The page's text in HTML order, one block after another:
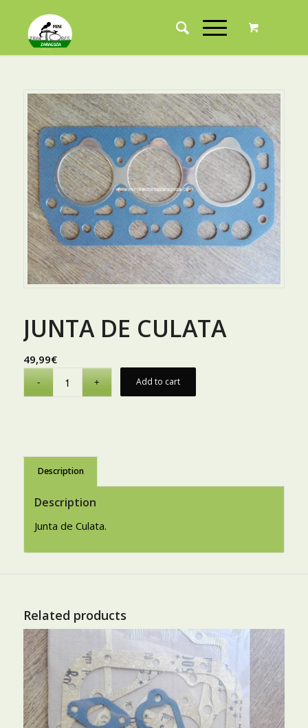
JUNTA DE CULATA
49,99€
Add to cart
Description
Description
Junta de Culata.
Related products